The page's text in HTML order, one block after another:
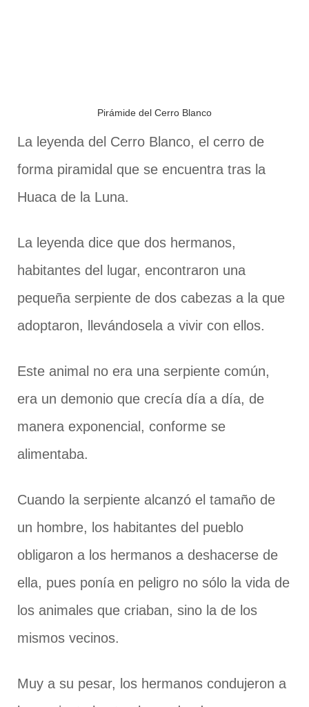
Pirámide del Cerro Blanco
La leyenda del Cerro Blanco, el cerro de
forma piramidal que se encuentra tras la
Huaca de la Luna.
La leyenda dice que dos hermanos,
habitantes del lugar, encontraron una
pequeña serpiente de dos cabezas a la que
adoptaron, llevándosela a vivir con ellos.
Este animal no era una serpiente común,
era un demonio que crecía día a día, de
manera exponencial, conforme se
alimentaba.
Cuando la serpiente alcanzó el tamaño de
un hombre, los habitantes del pueblo
obligaron a los hermanos a deshacerse de
ella, pues ponía en peligro no sólo la vida de
los animales que criaban, sino la de los
mismos vecinos.
Muy a su pesar, los hermanos condujeron a